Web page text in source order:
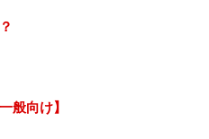
般向け】